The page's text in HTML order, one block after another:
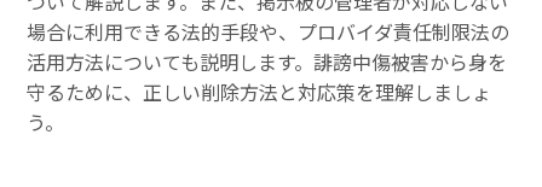
場合に利用できる法的手段や、プロバイダ責任制限法の
活用方法についても説明します。誹謗中傷被害から身を
守るために、正しい削除方法と対応策を理解しましょ
う。